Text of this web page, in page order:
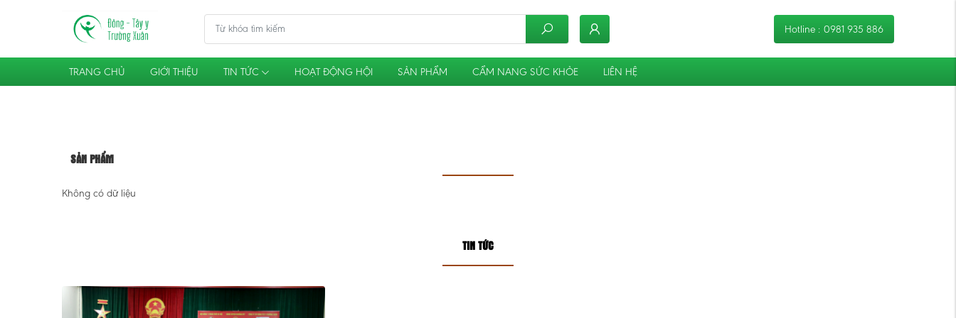
Hotline : 0981 935 886
TRANG CHỦ GIỚI THIỆU TIN TỨC HOẠT ĐỘNG HỘI SẢN PHẨM CẨM NANG SỨC KHỎE LIÊN HỆ
SẢN PHẨM
Không có dữ liệu
TIN TỨC